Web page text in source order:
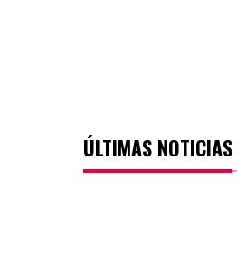
ÚLTIMAS NOTICIAS